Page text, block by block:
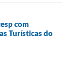
com
Turísticas do